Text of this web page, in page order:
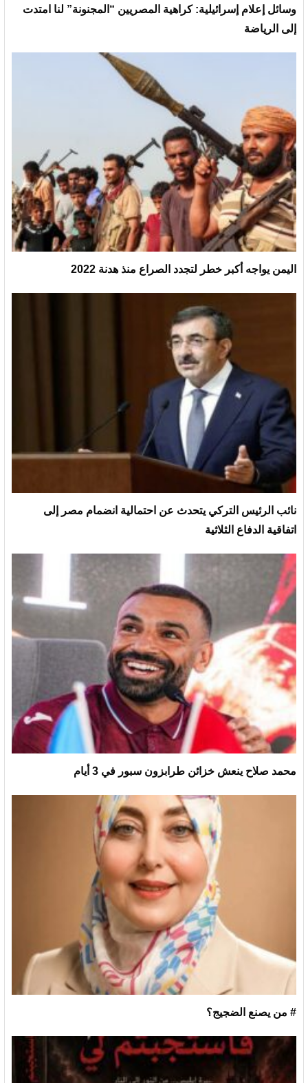
وسائل إعلام إسرائيلية: كراهية المصريين “المجنونة” لنا امتدت
إلى الرياضة
اليمن يواجه أكبر خطر لتجدد الصراع منذ هدنة 2022
نائب الرئيس التركي يتحدث عن احتمالية انضمام مصر إلى
اتفاقية الدفاع الثلاثية
محمد صلاح ينعش خزائن طرابزون سبور في 3 أيام
# من يصنع الضجيج؟